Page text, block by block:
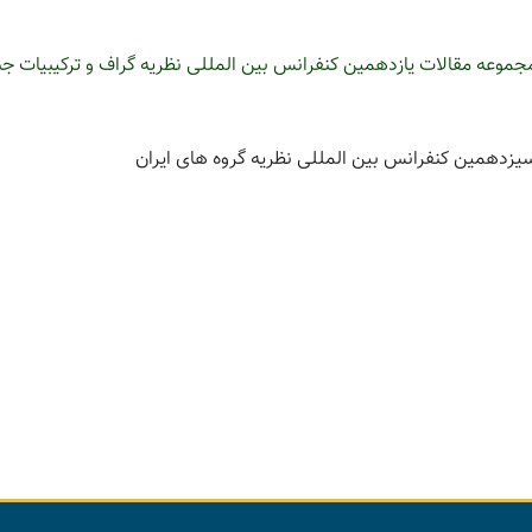
مقالات یازدهمین کنفرانس بین المللی نظریه گراف و ترکیبیات
کنفرانس بین المللی نظریه گروه های ایران